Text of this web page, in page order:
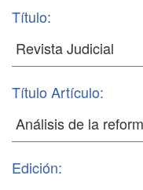
Título:
Título Artículo:
Edición: